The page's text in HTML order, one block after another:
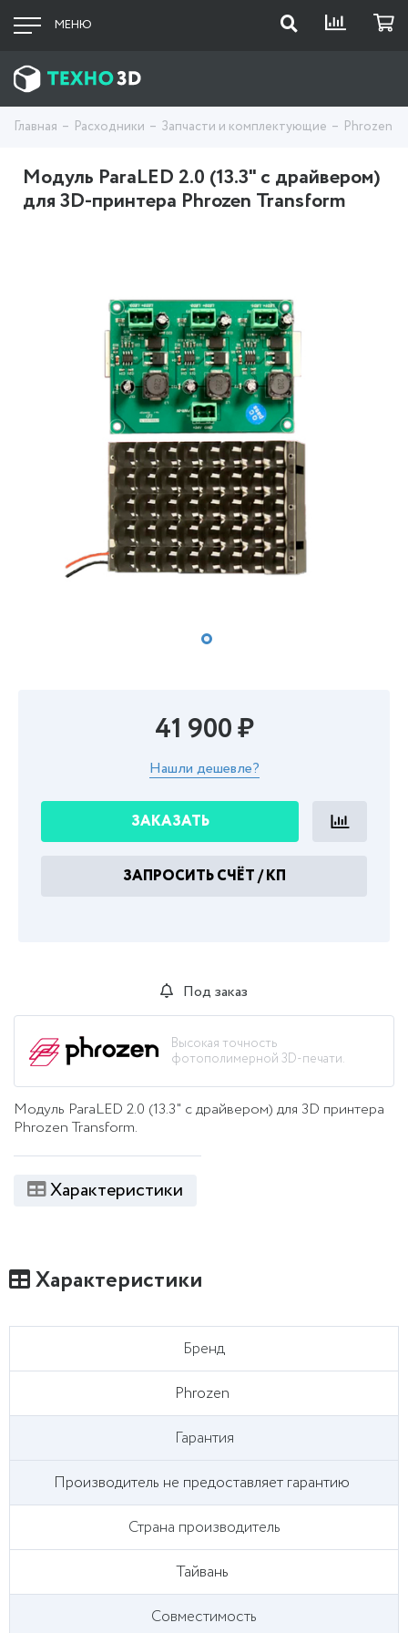
МЕНЮ
Главная Расходники Запчасти и комплектующие Phrozen
Модуль ParaLED 2.0 (13.3" с драйвером)
для 3D-принтера Phrozen Transform
Под заказ
Высокая точность
фотополимерной 3D-печати.
Модуль ParaLED 2.0 (13.3" с драйвером) для 3D принтера
Phrozen Transform.
Характеристики
41 900 ₽
Нашли дешевле?
ЗАКАЗАТЬ
ЗАПРОСИТЬ СЧЁТ / КП
Характеристики
Бренд
Phrozen
Гарантия
Производитель не предоставляет гарантию
Страна производитель
Тайвань
Совместимость